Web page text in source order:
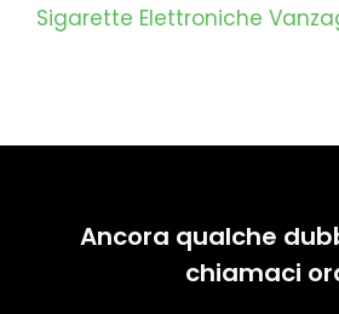
Sigarette Elettroniche
Ancora qualche
chiamaci